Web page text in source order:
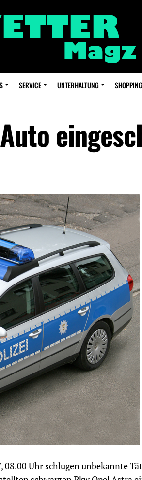
SERVICE UNTERHALTUNG SHOPPING
08.00 Uhr schlugen unbekannte